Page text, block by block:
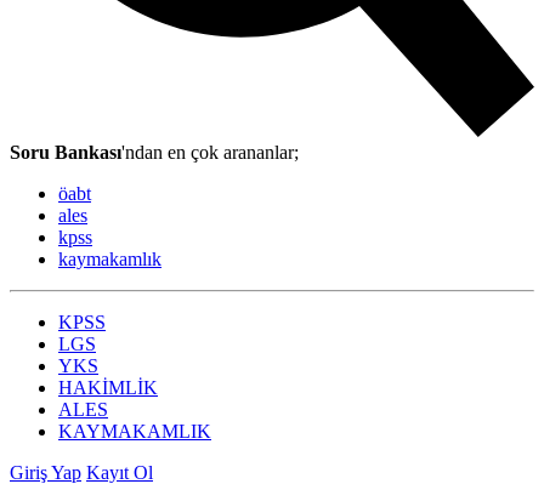
Soru Bankası'ndan en çok arananlar;
öabt
ales
kpss
kaymakamlık
KPSS
LGS
YKS
HAKİMLİK
ALES
KAYMAKAMLIK
Giriş Yap Kayıt Ol